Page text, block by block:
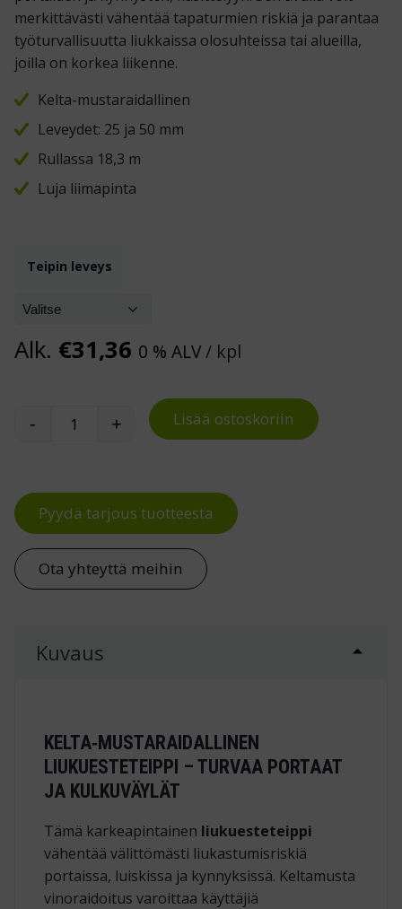
merkittävästi vähentää tapaturmien riskiä ja parantaa
työturvallisuutta liukkaissa olosuhteissa tai alueilla,
joilla on korkea liikenne.
Kelta-mustaraidallinen
Leveydet: 25 ja 50 mm
Rullassa 18,3 m
Luja liimapinta
Teipin leveys
Alk. €31,36 0 % ALV/ kpl
Liukuesteteippi määrä
- + Lisää ostoskoriin
Pyydä tarjous tuotteesta
Ota yhteyttä meihin
Kuvaus
KELTA‑MUSTARAIDALLINEN
LIUKUESTETEIPPI – TURVAA PORTAAT
JA KULKUVÄYLÄT
Tämä karkeapintainen liukuesteteippi
vähentää välittömästi liukastumis­riskiä
portaissa, luiskissa ja kynnyksissä. Keltamusta
vinoraidoitus varoittaa käyttäjiä